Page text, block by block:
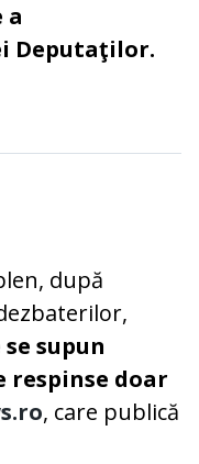
a
Deputaţilor.
după
supun
respinse doar
, care publică